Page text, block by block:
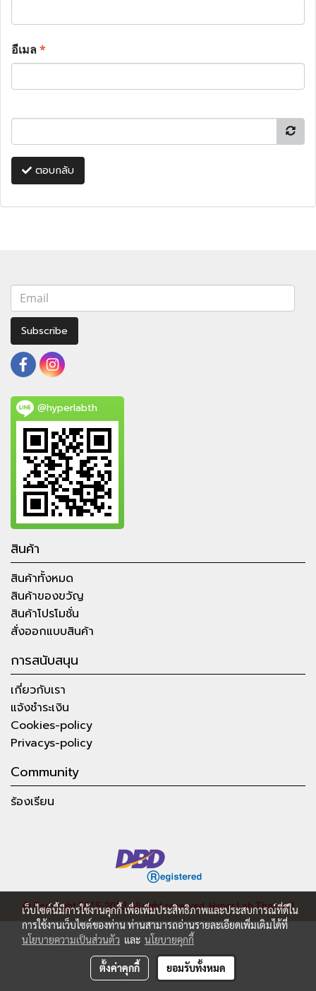
อีเมล*
ตอบกลับ
Subscribe
@hyperlabth
สินค้า
สินค้าทั้งหมด
สินค้าของขวัญ
สินค้าโปรโมชั่น
สั่งออกแบบสินค้า
การสนับสนุน
เกี่ยวกับเรา
แจ้งชำระเงิน
Cookies-policy
Privacys-policy
Community
ร้องเรียน
© Copyright 2015-2023 All right reserved.Hyper Lab Thailand
เว็บไซต์นี้มีการใช้งานคุกกี้ เพื่อเพิ่มประสิทธิภาพและประสบการณ์ที่ดีใน
การใช้งานเว็บไซต์ของท่าน ท่านสามารถอ่านรายละเอียดเพิ่มเติมได้ที่
นโยบายความเป็นส่วนตัว และ นโยบายคุกกี้
ตั้งค่าคุกกี้ ยอมรับทั้งหมด